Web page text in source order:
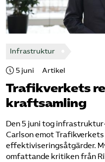
Infrastruktur
5 juni Artikel
Trafikverkets
kraftsamling
Den 5 juni tog
Carlson emot
effektiviseringsåtgärder.
omfattande kritiken från